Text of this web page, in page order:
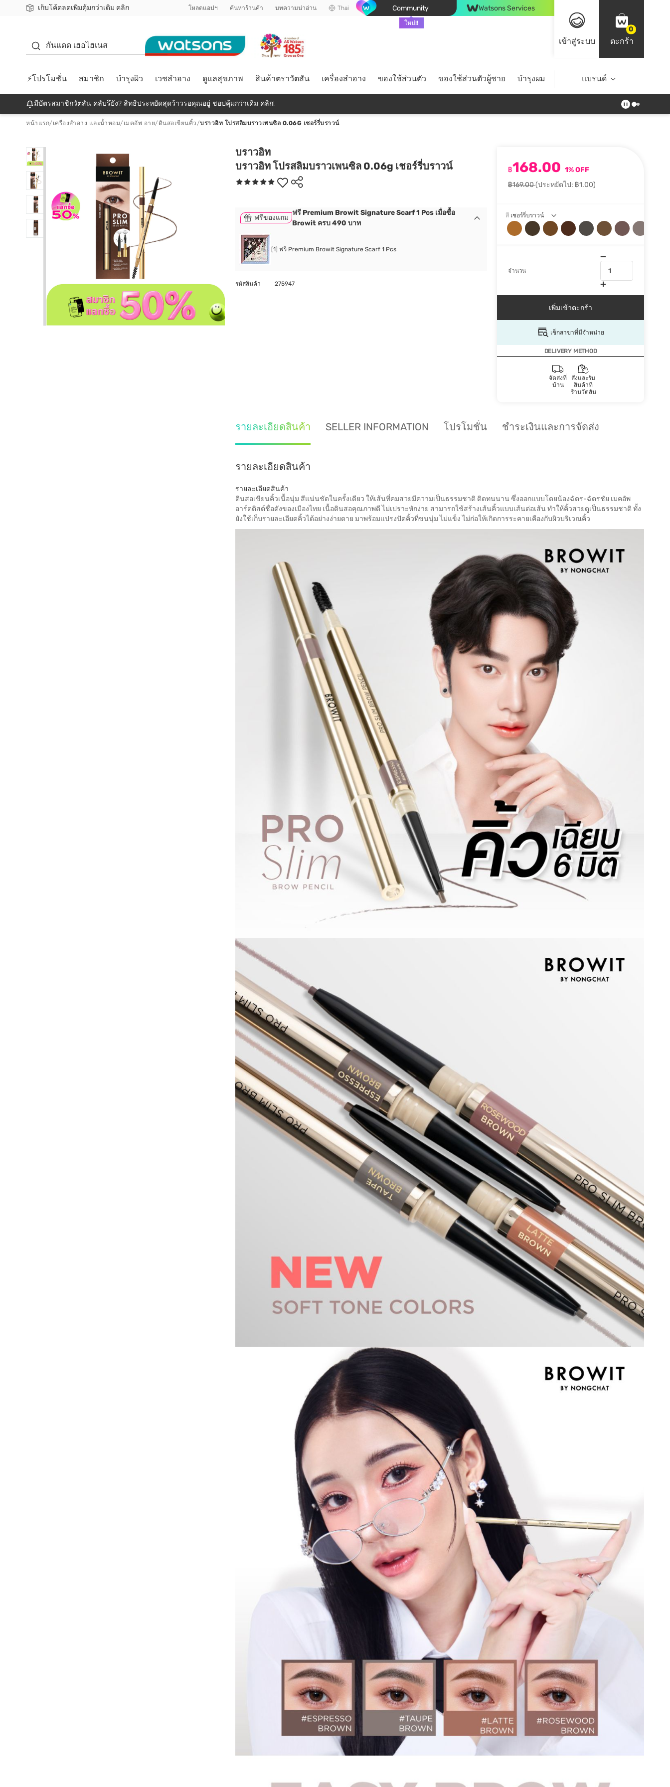
เก็บโค้ดลดเพิ่มคุ้มกว่าเดิม คลิก
ชอปออนไลน์ครั้งแรก ลดเพิ่มจุก ๆ 10%! 🎉
📦ส่งฟรี! เมื่อชอป 499฿
สมาชิกวัตสัน คลับดียังไง? โหลดแอปฯ ค้นหาร้านค้า บทความน่าอ่าน Thai Community
ใหม่!!
Watsons Services
เข้าสู่ระบบ
0
ตะกร้า
กันแดด เฮอไฮเนส
⚡โปรโมชั่น สมาชิก บำรุงผิว เวชสำอาง ดูแลสุขภาพ สินค้าตราวัตสัน เครื่องสำอาง ของใช้ส่วนตัว ของใช้ส่วนตัวผู้ชาย บำรุงผม ไลฟ์สไตล์ Top Brands
แบรนด์
มีบัตรสมาชิกวัตสัน คลับรึยัง? สิทธิประหยัดสุดว้าวรอคุณอยู่ ชอปคุ้มกว่าเดิม คลิก!
หน้าแรก/ เครื่องสำอาง และน้ำหอม/ เมคอัพ อาย/ ดินสอเขียนคิ้ว/บราวอิท โปรสลิมบราวเพนซิล 0.06G เชอร์รี่บราวน์
บราวอิท
บราวอิท โปรสลิมบราวเพนซิล 0.06g เชอร์รี่บราวน์
฿168.00 1% OFF
฿169.00(ประหยัดไป: ฿1.00)
สี เชอร์รี่บราวน์
จำนวน
เพิ่มเข้าตะกร้า
เช็กสาขาที่มีจำหน่าย
DELIVERY METHOD
จัดส่งที่
บ้าน
สั่งและรับ
สินค้าที่
ร้านวัตสัน
ฟรีของแถม
ฟรี Premium Browit Signature Scarf 1 Pcs เมื่อซื้อ
Browit ครบ 490 บาท
[1] ฟรี Premium Browit Signature Scarf 1 Pcs
รหัสสินค้า 275947
รายละเอียดสินค้า SELLER INFORMATION โปรโมชั่น ชำระเงินและการจัดส่ง
รายละเอียดสินค้า
รายละเอียดสินค้า
ดินสอเขียนคิ้วเนื้อนุ่ม สีแน่นชัดในครั้งเดียว ให้เส้นที่คมสวยมีความเป็นธรรมชาติ ติดทนนาน ซึ่งออกแบบโดยน้องฉัตร-ฉัตรชัย เมคอัพ
อาร์ตติสต์ชื่อดังของเมืองไทย เนื้อดินสอคุณภาพดี ไม่เปราะหักง่าย สามารถใช้สร้างเส้นคิ้วแบบเส้นต่อเส้น ทำให้คิ้วสวยดูเป็นธรรมชาติ ทั้ง
ยังใช้เก็บรายละเอียดคิ้วได้อย่างง่ายดาย มาพร้อมแปรงปัดคิ้วที่ขนนุ่ม ไม่แข็ง ไม่ก่อให้เกิดการระคายเคืองกับผิวบริเวณคิ้ว